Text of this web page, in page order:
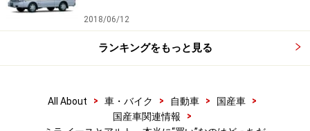
ミラ イース vs アルト――決め手となるの
以上、性能やスペック、装備など同等。じゃどちらを買
2018/06/12
ランキングをもっと見る
All About > 車・バイク > 自動車 > 国産車
>
国産車関連情報
>